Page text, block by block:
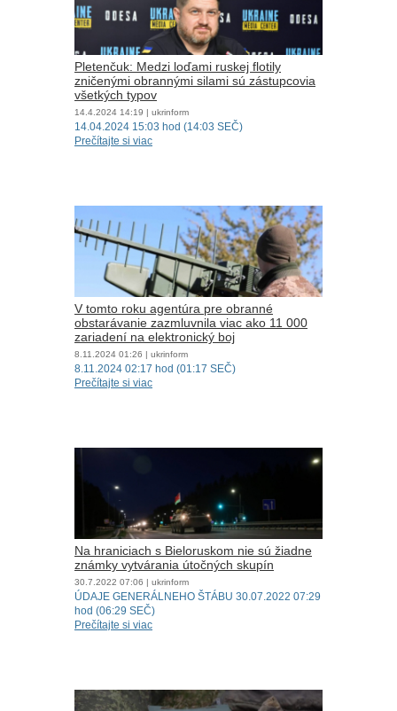
Pletenčuk: Medzi loďami ruskej flotily
zničenými obrannými silami sú zástupcovia
všetkých typov
14.4.2024 14:19 | ukrinform
14.04.2024 15:03 hod (14:03 SEČ)
Prečítajte si viac
V tomto roku agentúra pre obranné
obstarávanie zazmluvnila viac ako 11 000
zariadení na elektronický boj
8.11.2024 01:26 | ukrinform
8.11.2024 02:17 hod (01:17 SEČ)
Prečítajte si viac
Na hraniciach s Bieloruskom nie sú žiadne
známky vytvárania útočných skupín
30.7.2022 07:06 | ukrinform
ÚDAJE GENERÁLNEHO ŠTÁBU 30.07.2022 07:29
hod (06:29 SEČ)
Prečítajte si viac